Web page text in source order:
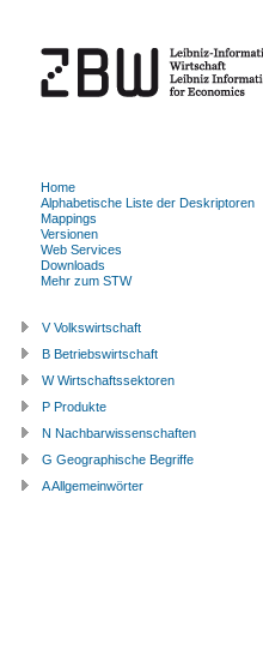
Home
Alphabetische Liste der Deskriptoren
Mappings
Versionen
Web Services
Downloads
Mehr zum STW
V Volkswirtschaft
B Betriebswirtschaft
W Wirtschaftssektoren
P Produkte
N Nachbarwissenschaften
G Geographische Begriffe
A Allgemeinwörter